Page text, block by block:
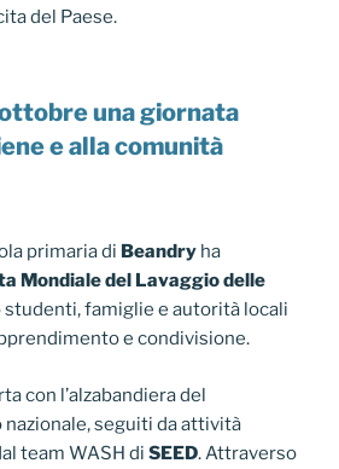
del Paese.
una giornata
e alla comunità
primaria di Beandry ha
Mondiale del Lavaggio delle
studenti, famiglie e autorità locali
e condivisione.
con l’alzabandiera del
nazionale, seguiti da attività
team WASH di SEED. Attraverso